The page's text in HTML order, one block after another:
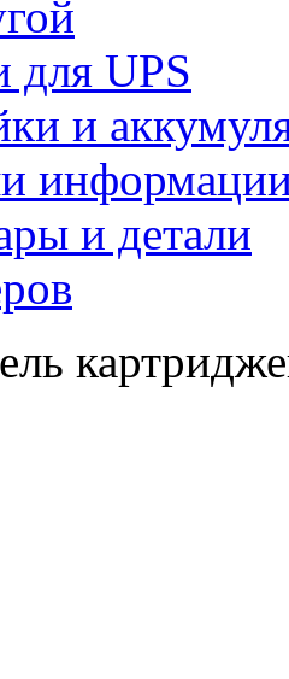
для UPS
и
и детали